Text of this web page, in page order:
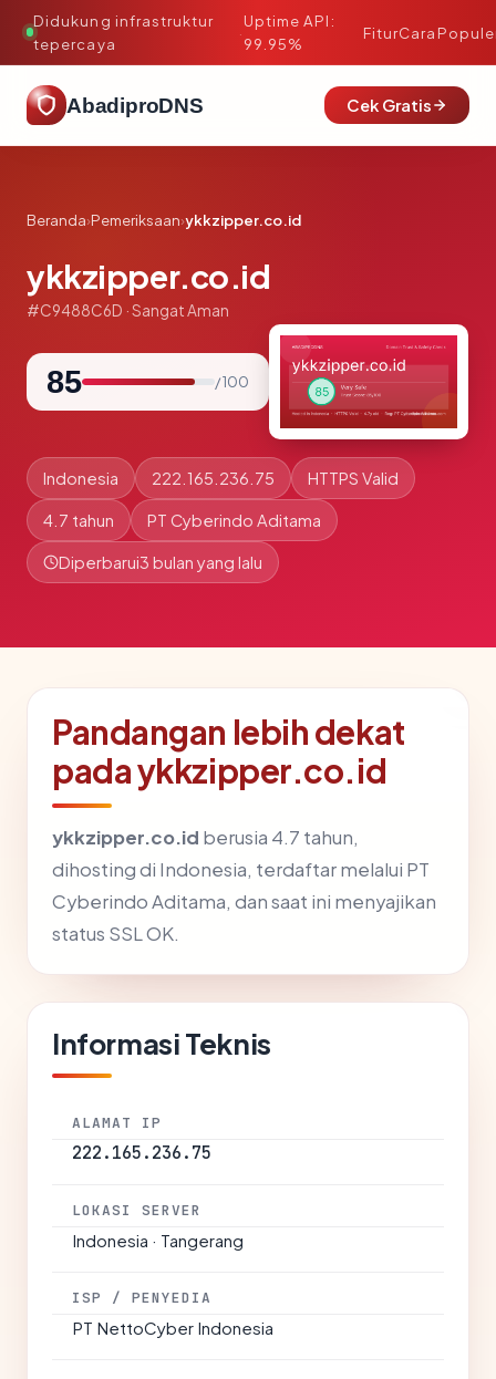
Didukung infrastruktur
tepercaya
·
Uptime API:
99.95%
FiturCara
AbadiproDNS Cek Gratis
Beranda›Pemeriksaan›ykkzipper.co.id
ykkzipper.co.id
#C9488C6D · Sangat Aman
85 / 100
Indonesia 222.165.236.75 HTTPS Valid
4.7 tahun PT Cyberindo Aditama
Diperbarui3 bulan yang lalu
Pandangan lebih dekat
pada ykkzipper.co.id
ykkzipper.co.id berusia 4.7 tahun,
dihosting di Indonesia, terdaftar melalui PT
Cyberindo Aditama, dan saat ini menyajikan
status SSL OK.
Informasi Teknis
ALAMAT IP
222.165.236.75
LOKASI SERVER
Indonesia · Tangerang
ISP / PENYEDIA
PT NettoCyber Indonesia